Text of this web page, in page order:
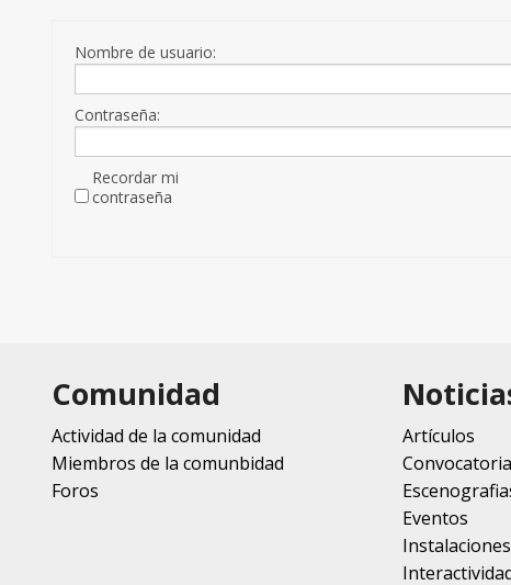
Nombre de usuario:
Contraseña:
Recordar mi
contraseña
Comunidad
Actividad de la comunidad
Miembros de la comunbidad
Foros
Artículos
Eventos
Instalaciones